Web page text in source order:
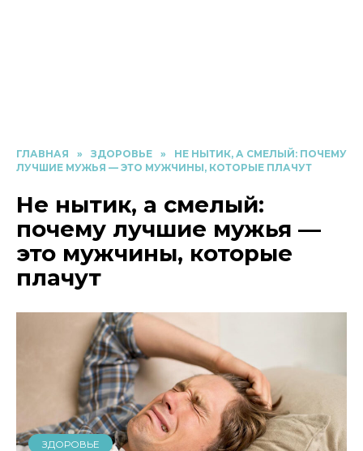
ГЛАВНАЯ » ЗДОРОВЬЕ »
НЕ НЫТИК, А СМЕЛЫЙ: ПОЧЕМУ
ЛУЧШИЕ МУЖЬЯ — ЭТО МУЖЧИНЫ, КОТОРЫЕ ПЛАЧУТ
Не нытик, а смелый:
почему лучшие мужья —
это мужчины, которые
плачут
ЗДОРОВЬЕ